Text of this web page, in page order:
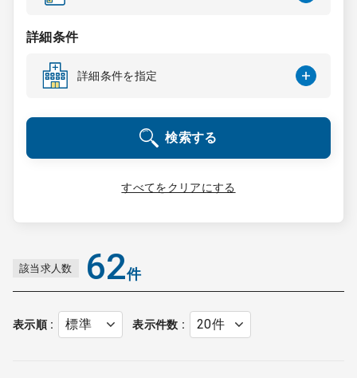
DtoDの転職・
コンサルタント
成功事例
転職ノウハウ
受付時間 9:00 ～ 18:00（平日）
0120-337-613
クリニック開業
詳細条件
詳細条件を指定
検索する
すべてをクリアにする
該当求人数 62件
表示順 表示件数